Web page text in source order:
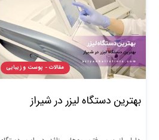
مقالات - پوست و زیبایی
بهترین دستگاه لیزر در شیراز